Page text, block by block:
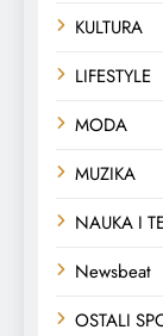
KULTURA
LIFESTYLE
MODA
MUZIKA
NAUKA I
Newsbeat
OSTALI